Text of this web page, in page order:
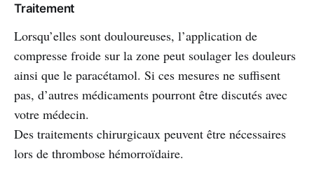
Traitement
Lorsqu’elles sont douloureuses, l’application de
compresse froide sur la zone peut soulager les douleurs
ainsi que le paracétamol. Si ces mesures ne suffisent
pas, d’autres médicaments pourront être discutés avec
votre médecin.
Des traitements chirurgicaux peuvent être nécessaires
lors de thrombose hémorroïdaire.